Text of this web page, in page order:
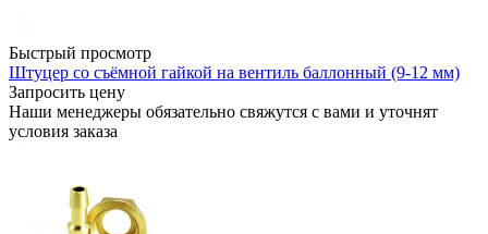
Быстрый просмотр
Штуцер со съёмной гайкой на вентиль баллонный (9-12 мм)
Запросить цену
Наши менеджеры обязательно свяжутся с вами и уточнят
условия заказа